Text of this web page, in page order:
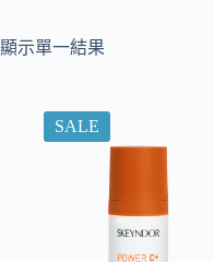
顯示單一結果
SALE